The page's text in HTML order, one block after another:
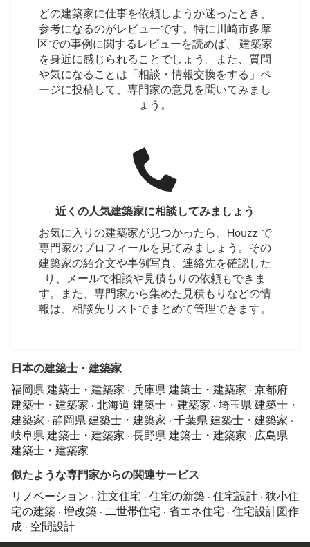
どの建築家に仕事を依頼しようか迷ったとき、
参考になるのがレビューです。特に川崎市多摩
区での事例に関するレビューを読めば、 建築家
を身近に感じられることでしょう。また、質問
や気になることは「相談・情報交換をする」ペ
ージに投稿して、専門家の意見を聞いてみまし
ょう。
近くの人気建築家に相談してみましょう
お気に入りの建築家が見つかったら、Houzz で
専門家のプロフィールを見てみましょう。その
建築家の紹介文や事例写真、連絡先を確認した
り、メールで相談や見積もりの依頼もできま
す。また、専門家から集めた見積もりなどの情
報は、相談先リストでまとめて管理できます。
日本の建築士・建築家
福岡県 建築士・建築家 · 兵庫県 建築士・建築家 · 京都府
建築士・建築家 · 北海道 建築士・建築家 · 埼玉県 建築士・
建築家 · 静岡県 建築士・建築家 · 千葉県 建築士・建築家 ·
岐阜県 建築士・建築家 · 長野県 建築士・建築家 · 広島県
建築士・建築家
似たような専門家からの関連サービス
リノベーション · 注文住宅 · 住宅の新築 · 住宅設計 · 狭小住
宅の建築 · 増改築 · 二世帯住宅 · 省エネ住宅 · 住宅設計図作
成 · 空間設計